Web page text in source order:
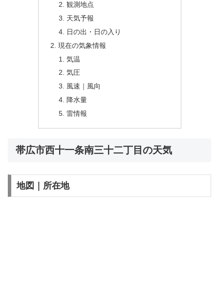
観測地点
天気予報
日の出・日の入り
現在の気象情報
気温
気圧
風速｜風向
降水量
雷情報
帯広市西十一条南三十二丁目の天気
地図｜所在地